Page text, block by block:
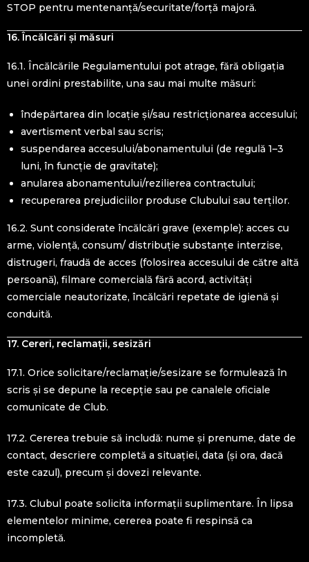
STOP pentru mentenanță/securitate/forță majoră.
16. Încălcări și măsuri
16.1. Încălcările Regulamentului pot atrage, fără obligația
unei ordini prestabilite, una sau mai multe măsuri:
îndepărtarea din locație și/sau restricționarea accesului;
avertisment verbal sau scris;
suspendarea accesului/abonamentului (de regulă 1–3
luni, în funcție de gravitate);
anularea abonamentului/rezilierea contractului;
recuperarea prejudiciilor produse Clubului sau terților.
16.2. Sunt considerate încălcări grave (exemple): acces cu
arme, violență, consum/ distribuție substanțe interzise,
distrugeri, fraudă de acces (folosirea accesului de către altă
persoană), filmare comercială fără acord, activități
comerciale neautorizate, încălcări repetate de igienă și
conduită.
17. Cereri, reclamații, sesizări
17.1. Orice solicitare/reclamație/sesizare se formulează în
scris și se depune la recepție sau pe canalele oficiale
comunicate de Club.
17.2. Cererea trebuie să includă: nume și prenume, date de
contact, descriere completă a situației, data (și ora, dacă
este cazul), precum și dovezi relevante.
17.3. Clubul poate solicita informații suplimentare. În lipsa
elementelor minime, cererea poate fi respinsă ca
incompletă.